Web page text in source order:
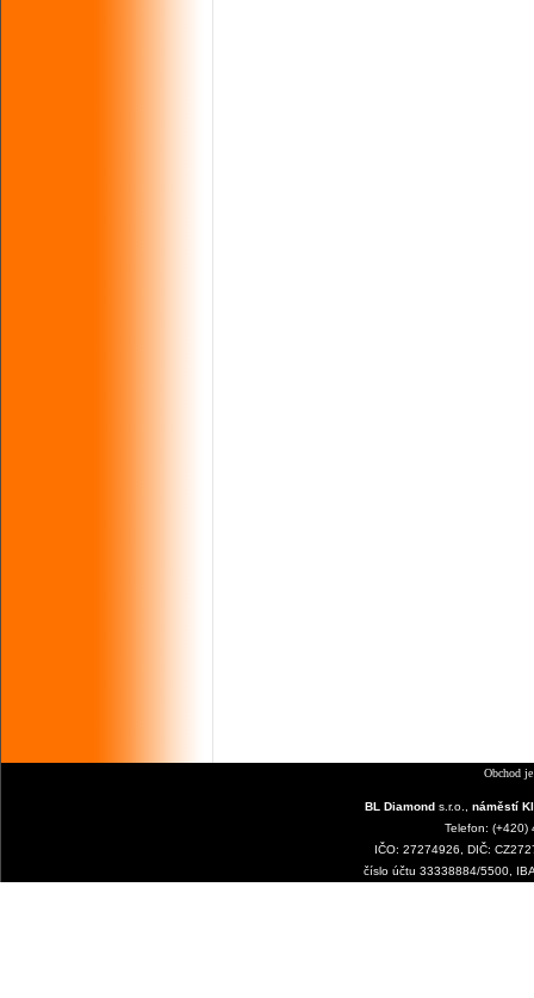
Obchod
BL Diamonds.r.o., náměstí
Telefon: (+420)
IČO: 27274926, DIČ:
číslo účtu 33338884/5500,